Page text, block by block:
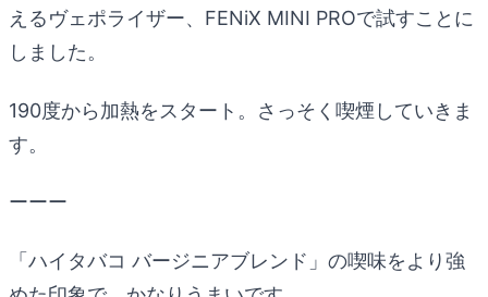
えるヴェポライザー、FENiX MINI PROで試すことに
しました。
190度から加熱をスタート。さっそく喫煙していきま
す。
ーーー
「ハイタバコ バージニアブレンド」の喫味をより強